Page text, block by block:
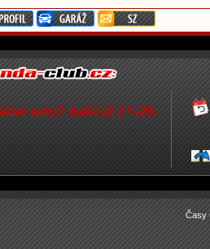
auto? další již 27+28.
Časy